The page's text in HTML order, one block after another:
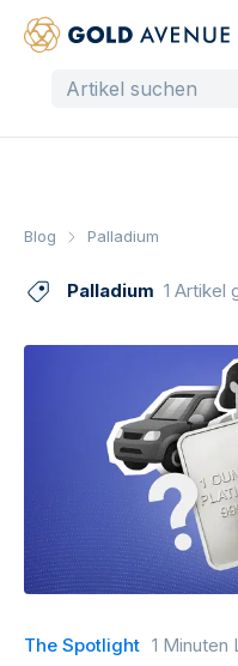
Blog Palladium
Palladium 1 Artikel
The Spotlight 1 Minuten